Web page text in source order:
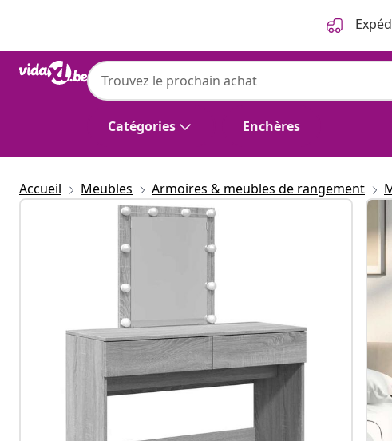
Catégories Enchères
Accueil Meubles Armoires & meubles de rangement